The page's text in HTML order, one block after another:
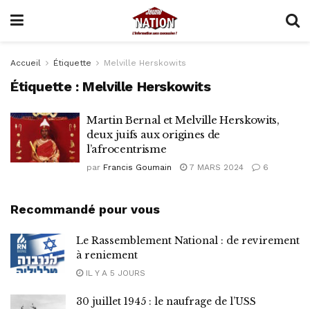
Accueil Étiquette Melville Herskowits
Étiquette : Melville Herskowits
Martin Bernal et Melville Herskowits,
deux juifs aux origines de
l’afrocentrisme
par Francis Goumain 7 MARS 2024 6
Recommandé pour vous
Le Rassemblement National : de revirement
à reniement
IL Y A 5 JOURS
30 juillet 1945 : le naufrage de l’USS